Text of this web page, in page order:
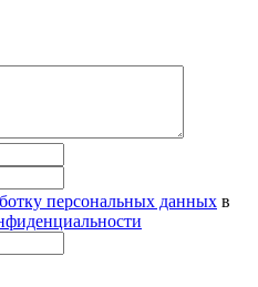
персональных данных в